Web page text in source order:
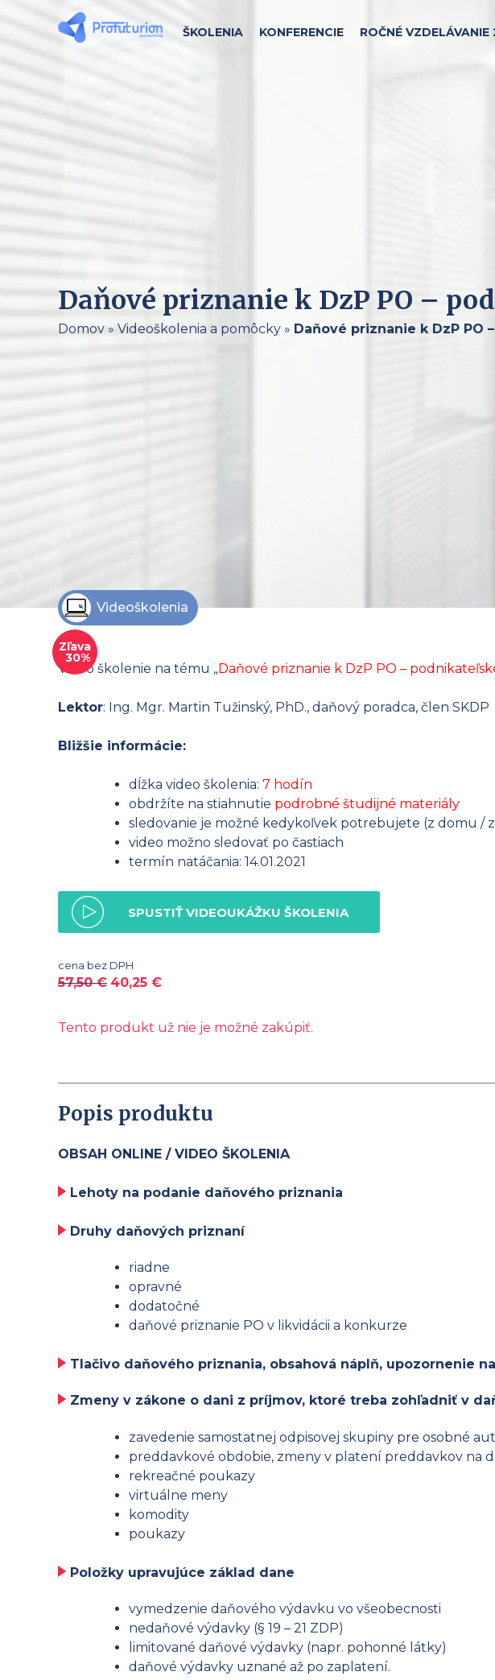
ŠKOLENIA KONFERENCIE ROČNÉ VZDELÁVANIE
Daňové priznanie k DzP PO –
Domov » Videoškolenia a pomôcky » Daňové priznanie k DzP PO
Videoškolenia
Zľava
30%
Video školenie na tému „Daňové priznanie k DzP PO –
Lektor: Ing. Mgr. Martin Tužinský, PhD., daňový poradca, člen SKDP
Bližšie informácie:
dĺžka video školenia: 7 hodín
obdržíte na stiahnutie podrobné študijné materiály
sledovanie je možné kedykoľvek potrebujete (z domu /
video možno sledovať po častiach
termín natáčania: 14.01.2021
SPUSTIŤ VIDEOUKÁŽKU ŠKOLENIA
cena bez DPH
57,50€ 40,25 €
Tento produkt už nie je možné zakúpiť.
Popis produktu
OBSAH ONLINE / VIDEO ŠKOLENIA
Lehoty na podanie daňového priznania
Druhy daňových priznaní
riadne
opravné
dodatočné
daňové priznanie PO v likvidácii a konkurze
Tlačivo daňového priznania, obsahová náplň, upozornenie
Zmeny v zákone o dani z príjmov, ktoré treba zohľadniť v
zavedenie samostatnej odpisovej skupiny pre osobné
preddavkové obdobie, zmeny v platení preddavkov na
rekreačné poukazy
virtuálne meny
komodity
poukazy
Položky upravujúce základ dane
vymedzenie daňového výdavku vo všeobecnosti
nedaňové výdavky (§ 19 – 21 ZDP)
limitované daňové výdavky (napr. pohonné látky)
daňové výdavky uznané až po zaplatení.